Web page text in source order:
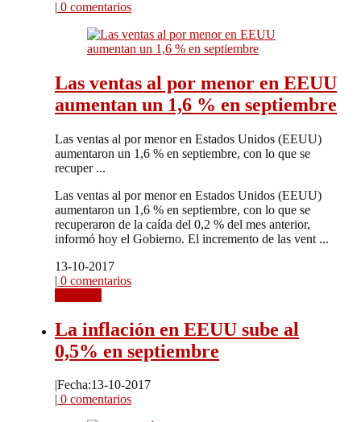
| 0 comentarios
Las ventas al por menor en EEUU
aumentan un 1,6 % en septiembre
Las ventas al por menor en Estados Unidos (EEUU)
aumentaron un 1,6 % en septiembre, con lo que se
recuper ...
Las ventas al por menor en Estados Unidos (EEUU)
aumentaron un 1,6 % en septiembre, con lo que se
recuperaron de la caída del 0,2 % del mes anterior,
informó hoy el Gobierno. El incremento de las vent ...
13-10-2017
| 0 comentarios
La inflación en EEUU sube al
0,5% en septiembre
|Fecha:13-10-2017
| 0 comentarios